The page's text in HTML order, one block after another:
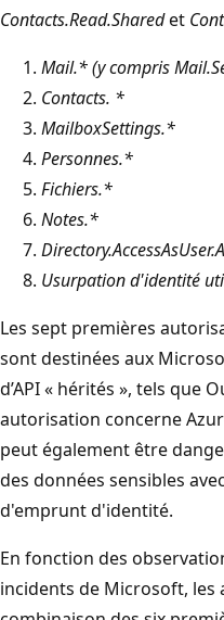
Contacts.Read.Sharedet
Mail.* (y compris
Contacts. *
MailboxSettings.*
Personnes.*
Fichiers.*
Notes.*
Usurpation d'identité
Les sept premières
sont destinées aux
d’API « hérités », tels que
autorisation concerne
peut également être
des données sensibles
d'emprunt d'identité.
En fonction des
incidents de Microsoft,